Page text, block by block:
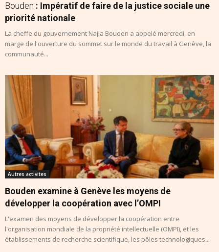
Bouden : Impératif de faire de la justice sociale une
priorité nationale
La cheffe du gouvernement Najla Bouden a appelé mercredi, en
marge de l'ouverture du sommet sur le monde du travail à Genève, la
communauté...
Autres activites
Bouden examine à Genève les moyens de
développer la coopération avec l’OMPI
L'examen des moyens de développer la coopération entre
l'organisation mondiale de la propriété intellectuelle (OMPI), et les
établissements de recherche scientifique, les pôles technologiques...